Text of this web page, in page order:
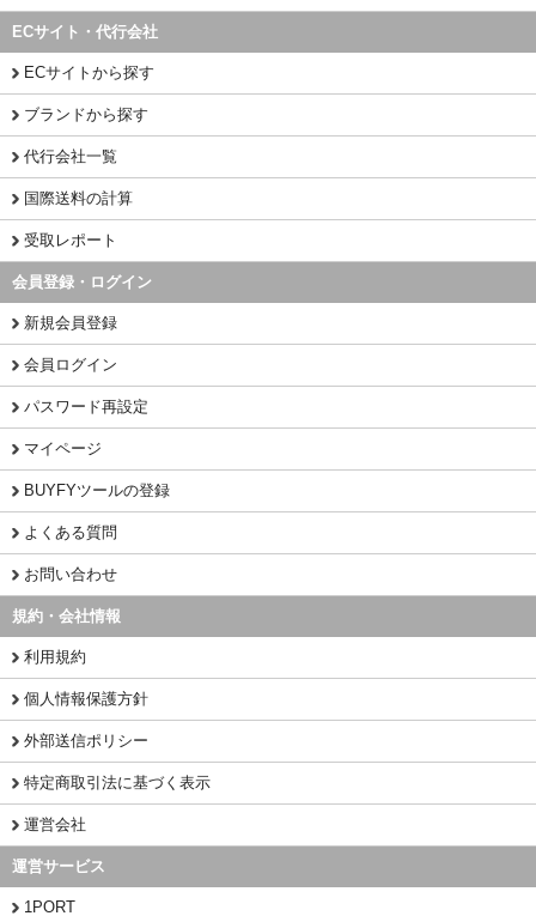
ECサイト・代行会社
ECサイトから探す
ブランドから探す
代行会社一覧
国際送料の計算
受取レポート
会員登録・ログイン
新規会員登録
会員ログイン
パスワード再設定
マイページ
BUYFYツールの登録
よくある質問
お問い合わせ
規約・会社情報
利用規約
個人情報保護方針
外部送信ポリシー
特定商取引法に基づく表示
運営会社
運営サービス
1PORT